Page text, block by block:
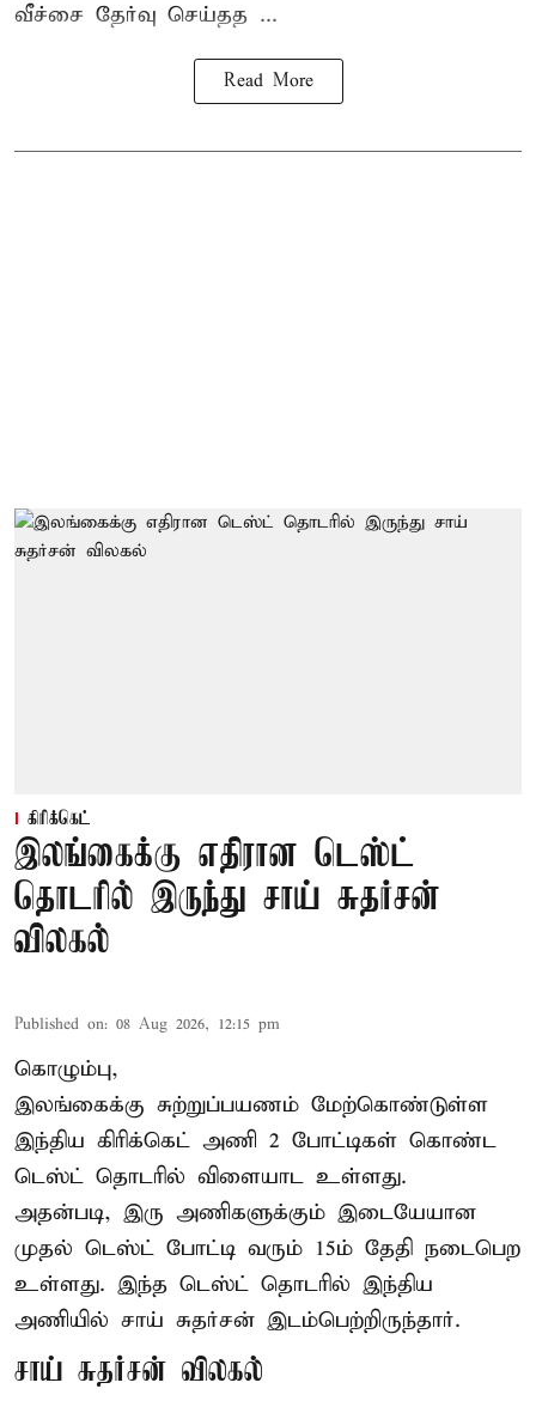
வீச்சை தேர்வு செய்தத ...
Read More
கிரிக்கெட்
இலங்கைக்கு எதிரான டெஸ்ட்
தொடரில் இருந்து சாய் சுதர்சன்
விலகல்
Published on: 08 Aug 2026, 12:15 pm
கொழும்பு,
இலங்கைக்கு சுற்றுப்பயணம் மேற்கொண்டுள்ள
இந்திய கிரிக்கெட் அணி 2 போட்டிகள் கொண்ட
டெஸ்ட் தொடரில் விளையாட உள்ளது.
அதன்படி, இரு அணிகளுக்கும் இடையேயான
முதல் டெஸ்ட் போட்டி வரும் 15ம் தேதி நடைபெற
உள்ளது. இந்த டெஸ்ட் தொடரில் இந்திய
அணியில் சாய் சுதர்சன் இடம்பெற்றிருந்தார்.
சாய் சுதர்சன் விலகல்